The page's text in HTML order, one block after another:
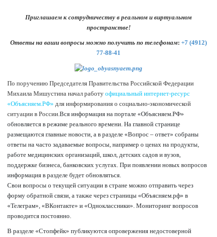
Приглашаем к сотрудничеству в реальном и виртуальном
пространстве!
Ответы на ваши вопросы можно получить по телефонам: +7 (4912)
77-88-41
По поручению Председателя Правительства Российской Федерации
Михаила Мишустина начал работу официальный интернет-ресурс
«Объясняем.РФ» для информирования о социально-экономической
ситуации в России.Вся информация на портале «Объясняем.РФ»
обновляется в режиме реального времени. На главной странице
размещаются главные новости, а в разделе «Вопрос – ответ» собраны
ответы на часто задаваемые вопросы, например о ценах на продукты,
работе медицинских организаций, школ, детских садов и вузов,
поддержке бизнеса, банковских услугах. При появлении новых вопросов
информация в разделе будет обновляться.
Свои вопросы о текущей ситуации в стране можно отправить через
форму обратной связи, а также через страницы «Объясняем.рф» в
«Телеграм», «ВКонтакте» и «Одноклассники». Мониторинг вопросов
проводится постоянно.
В разделе «Стопфейк» публикуются опровержения недостоверной